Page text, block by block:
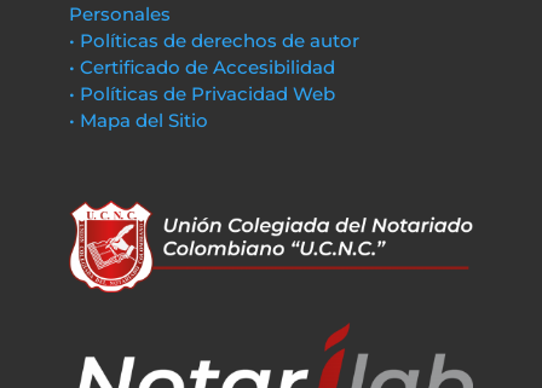
Personales
• Políticas de derechos de autor
• Certificado de Accesibilidad
• Políticas de Privacidad Web
• Mapa del Sitio